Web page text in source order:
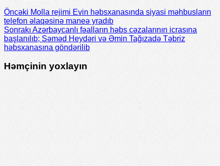
Öncəki Molla rejimi Evin həbsxanasında siyasi məhbusların
telefon əlaqəsinə maneə yradıb
Sonrakı Azərbaycanlı fəalların həbs cəzalarının icrasına
başlanılıb; Səməd Heydəri və Əmin Tağızadə Təbriz
həbsxanasına göndərilib
Həmçinin yoxlayın